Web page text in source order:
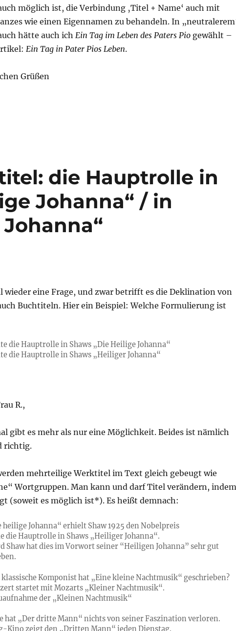
möglich ist, die Verbindung ‚Titel + Name‘ auch mit
wie einen Eigennamen zu behandeln. In
hätte auch ich Ein Tag im Leben des Paters Piogewählt –
Ein Tag in Pater Pios Leben.
Grüßen
die Hauptrolle in
Johanna“ / in
wieder eine Frage, und zwar betrifft es die Deklination von
Buchtiteln. Hier ein Beispiel: Welche Formulierung ist
die Hauptrolle in Shaws „Die Heilige Johanna“
die Hauptrolle in Shaws „Heiliger Johanna“
R.,
gibt es mehr als nur eine Möglichkeit. Beides ist nämlich
richtig.
mehrteilige Werktitel im Text gleich gebeugt wie
Wortgruppen. Man kann und darf Titel verändern, indem
(soweit es möglich ist*). Es heißt demnach:
heilige Johanna“ erhielt Shaw 1925 den Nobelpreis
die Hauptrolle in Shaws „Heiliger Johanna“.
Shaw hat dies im Vorwort seiner “Heiligen Johanna” sehr gut
klassische Komponist hat „Eine kleine Nachtmusik“ geschrieben?
startet mit Mozarts „Kleiner Nachtmusik“.
der „Kleinen Nachtmusik“
hat „Der dritte Mann“ nichts von seiner Faszination verloren.
Kino zeigt den „Dritten Mann“ jeden Dienstag.